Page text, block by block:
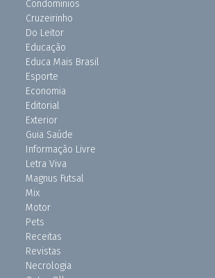
Condomínios
Cruzeirinho
Do Leitor
Educação
Educa Mais Brasil
Esporte
Economia
Editorial
Exterior
Guia Saúde
Informação Livre
Letra Viva
Magnus Futsal
Mix
Motor
Pets
Receitas
Revistas
Necrologia